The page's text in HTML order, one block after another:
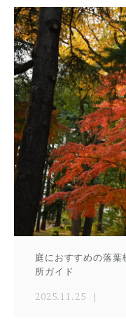
庭におすすめの落
所ガイド
2025.11.25